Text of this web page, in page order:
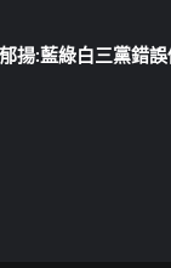
揚:藍綠白三黨錯誤